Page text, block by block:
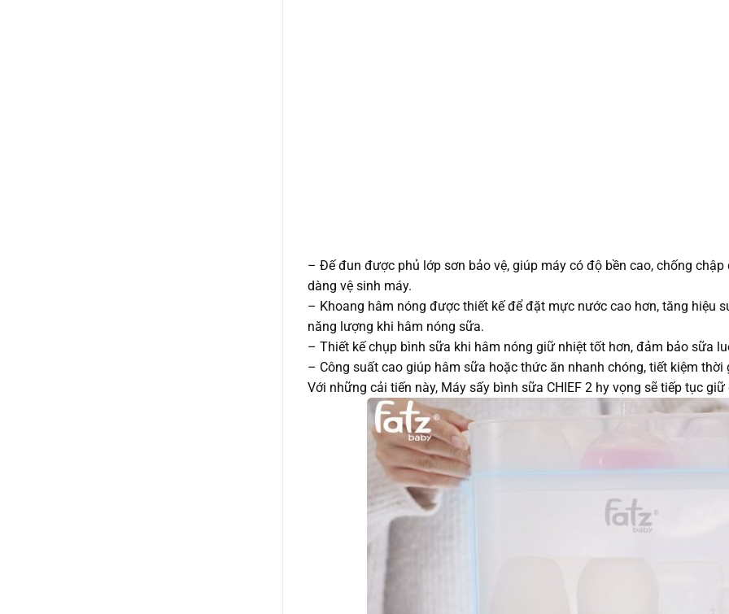
– Đế đun được phủ lớp sơn bảo vệ, giúp máy có độ bền cao, chống
dàng vệ sinh máy.
– Khoang hâm nóng được thiết kế để đặt mực nước cao hơn, tăng hiệu
năng lượng khi hâm nóng sữa.
– Thiết kế chụp bình sữa khi hâm nóng giữ nhiệt tốt hơn, đảm bảo sữa
– Công suất cao giúp hâm sữa hoặc thức ăn nhanh chóng, tiết kiệm thời
Với những cải tiến này, Máy sấy bình sữa CHIEF 2 hy vọng sẽ tiếp tục